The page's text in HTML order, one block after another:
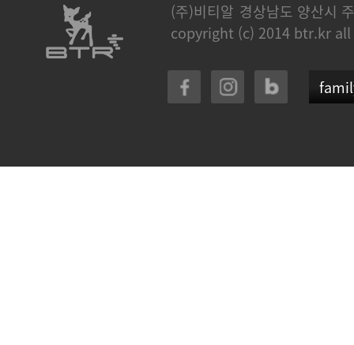
(주)비티알 경상남도 양산시
copyright (c) 2014 btr.kr